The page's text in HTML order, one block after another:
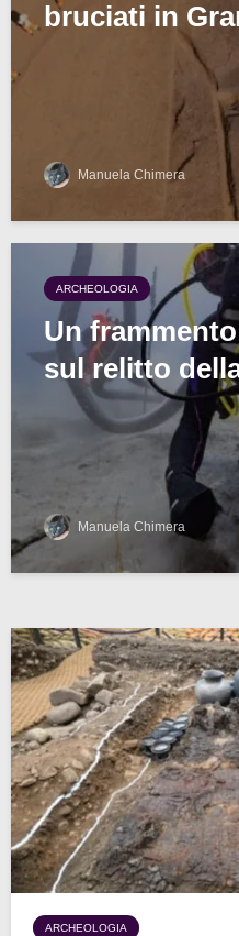
bruciati in
Manuela Chimera
ARCHEOLOGIA
Un
sul relitto
Manuela Chimera
ARCHEOLOGIA